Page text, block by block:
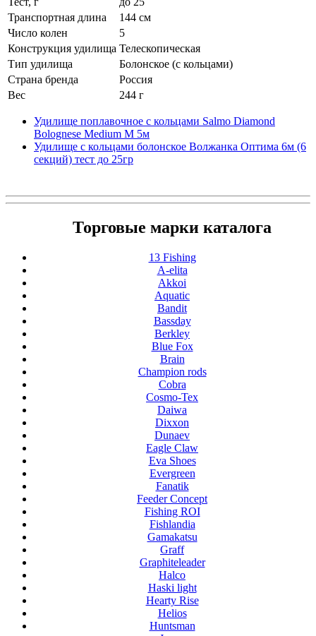
Транспортная длина
144 см
Число колен
5
Конструкция удилища Телескопическая
Тип удилища
Болонское (с кольцами)
Страна бренда
Россия
Вес
244 г
Удилище поплавочное с кольцами Salmo Diamond
Bolognese Medium M 5м
Удилище с кольцами болонское Волжанка Оптима 6м (6
секций) тест до 25гр
Торговые марки каталога
13 Fishing
A-elita
Akkoi
Aquatic
Bandit
Bassday
Berkley
Blue Fox
Brain
Champion rods
Cobra
Cosmo-Tex
Daiwa
Dixxon
Dunaev
Eagle Claw
Eva Shoes
Evergreen
Fanatik
Feeder Concept
Fishing ROI
Fishlandia
Gamakatsu
Graff
Graphiteleader
Halco
Haski light
Hearty Rise
Helios
Huntsman